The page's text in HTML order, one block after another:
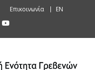
Επικοινωνία ΕΝ